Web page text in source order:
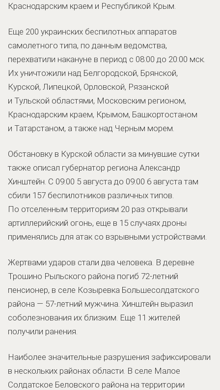
Краснодарским краем и Республикой Крым.
Еще 200 украинских беспилотных аппаратов
самолетного типа, по данным ведомства,
перехватили накануне в период с 08:00 до 20:00 мск.
Их уничтожили над Белгородской, Брянской,
Курской, Липецкой, Орловской, Рязанской
и Тульской областями, Московским регионом,
Краснодарским краем, Крымом, Башкортостаном
и Татарстаном, а также над Черным морем.
Обстановку в Курской области за минувшие сутки
также описал губернатор региона Александр
Хинштейн. С 09:00 5 августа до 09:00 6 августа там
сбили 157 беспилотников различных типов.
По отселенным территориям 20 раз открывали
артиллерийский огонь, еще в 15 случаях дроны
применялись для атак со взрывными устройствами.
Жертвами ударов стали два человека. В деревне
Трошино Рыльского района погиб 72-летний
пенсионер, в селе Козыревка Большесолдатского
района — 57-летний мужчина. Хинштейн выразил
соболезнования их близким. Еще 11 жителей
получили ранения.
Наиболее значительные разрушения зафиксировали
в нескольких районах области. В селе Малое
Солдатское Беловского района на территории